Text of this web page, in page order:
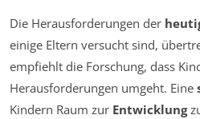
Die Herausforderungen der
einige Eltern versucht sind,
empfiehlt die Forschung, dass
Herausforderungen umgeht. Eine
Kindern Raum zur Entwicklung